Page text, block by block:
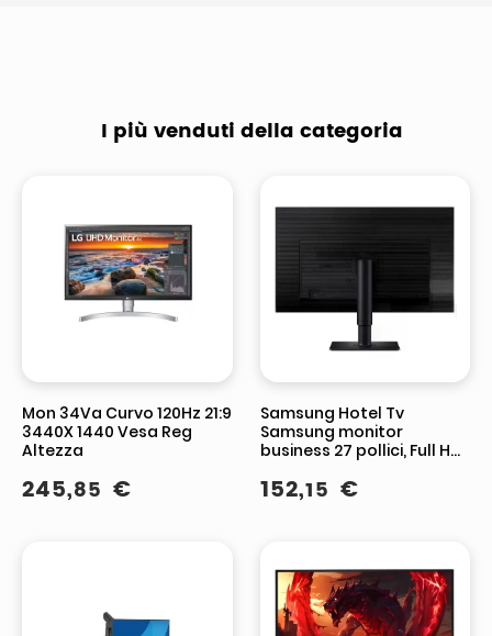
I più venduti della categoria
Mon 34Va Curvo 120Hz 21:9
3440X 1440 Vesa Reg
Altezza
245,85 €
Samsung Hotel Tv
Samsung monitor
business 27 pollici, Full HD
altoparlanti integrati
152,15 €